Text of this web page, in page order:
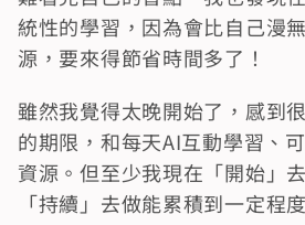
統性的學習，因為會比自己漫
源，要來得節省時間多了！
雖然我覺得太晚開始了，感到
的期限，和每天AI互動學習、
資源。但至少我現在「開始」
「持續」去做能累積到一定程